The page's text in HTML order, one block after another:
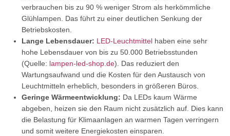
verbrauchen bis zu 90 % weniger Strom als herkömmliche
Glühlampen. Das führt zu einer deutlichen Senkung der
Betriebskosten.
Lange Lebensdauer: LED-Leuchtmittel haben eine sehr
hohe Lebensdauer von bis zu 50.000 Betriebsstunden
(Quelle: lampen-led-shop.de). Das reduziert den
Wartungsaufwand und die Kosten für den Austausch von
Leuchtmitteln erheblich, besonders in größeren Büros.
Geringe Wärmeentwicklung: Da LEDs kaum Wärme
abgeben, heizen sie den Raum nicht zusätzlich auf. Dies kann
die Belastung für Klimaanlagen an warmen Tagen verringern
und somit weitere Energiekosten einsparen.